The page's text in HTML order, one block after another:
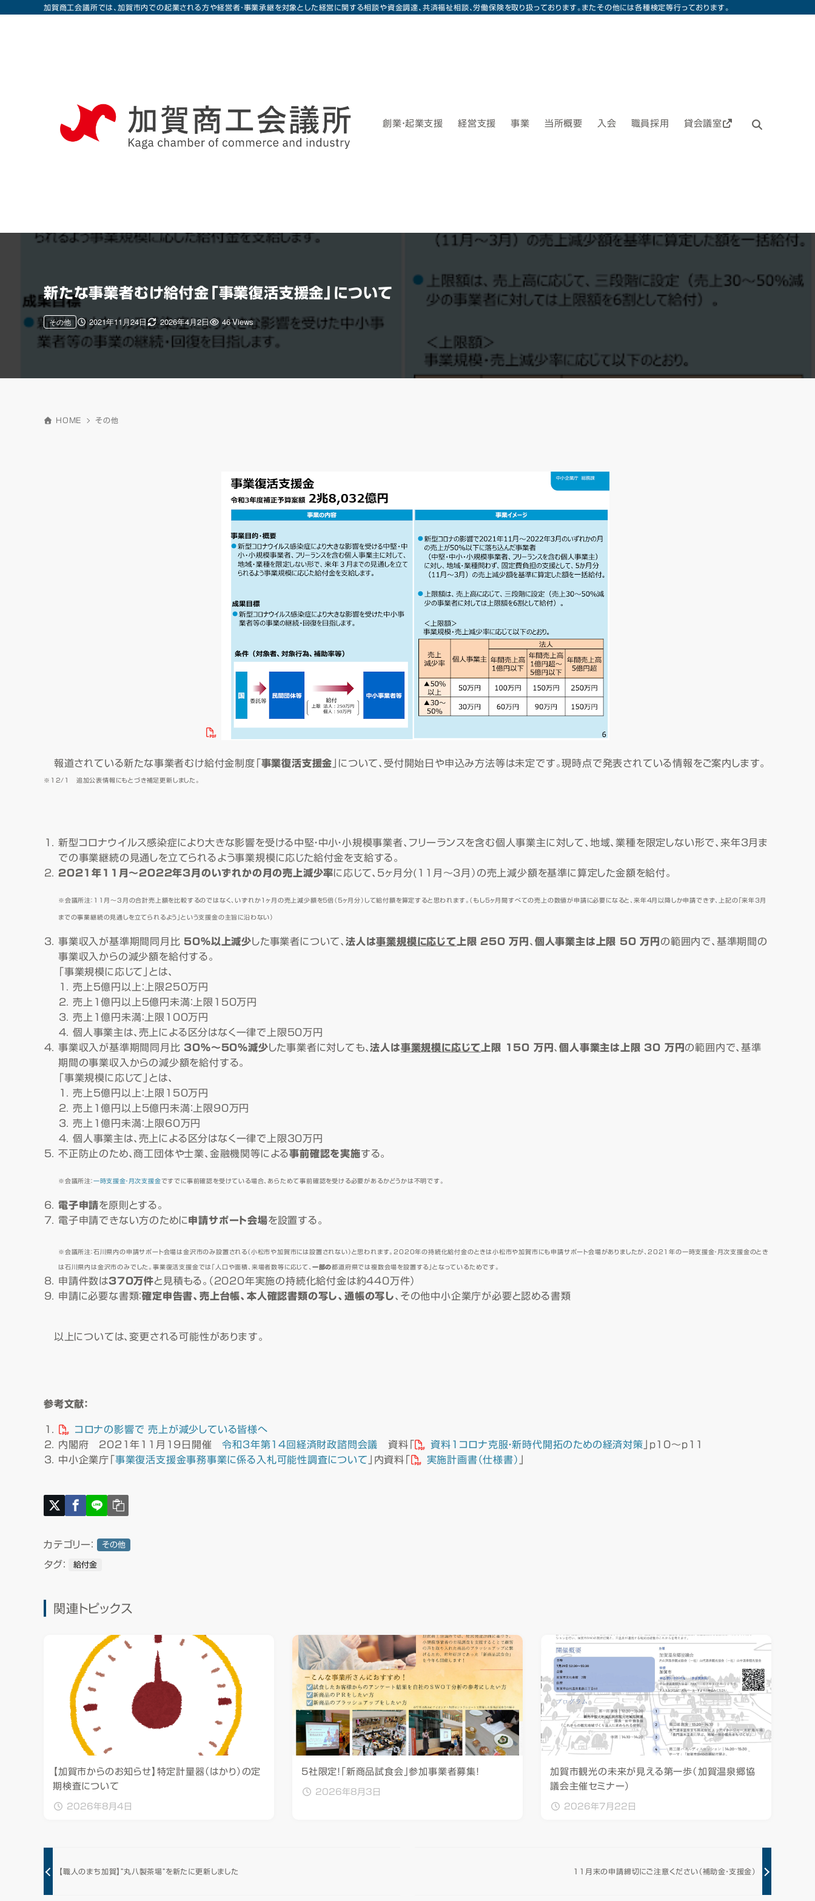
加賀商工会議所では、加賀市内での起業される方や経営者・事業承継を対象とした経営に関する相談や資金調達、共済福祉相談、労働保険を取り扱っております。またその他には各種検定等行っております。
創業・起業支援 経営支援 事業 当所概要 入会 職員採用 貸会議室
新たな事業者むけ給付金「事業復活支援金」について
2021年11月24日 2026年4月2日
その他 46 Views
HOME その他
報道されている新たな事業者むけ給付金制度「 事業復活支援金 」について、受付開始日や申込み方法等は未定です。現時点で発表されている情報をご案内します。
※12/1 追加公表情報にもとづき補足更新しました。
新型コロナウイルス感染症により大きな影響を受ける中堅・中小・小規模事業者、フリーランスを含む個人事業主に対して、地域、業種を限定しない形で、来年３月ま
での事業継続の見通しを立てられるよう事業規模に応じた給付金を支給する。
2021年11月～2022年3月のいずれかの月の売上減少率に応じて、5ヶ月分(11月～3月）の売上減少額を基準に算定した金額を給付。
※会議所注：11月～3月の合計売上額を比較するのではなく、いずれか１ヶ月の売上減少額を５倍（５ヶ月分）して給付額を算定すると思われます。（もし５ヶ月間すべての売上の数値が申請に必要になると、来年４月以降しか申請できず、上記の「来年３月
までの事業継続の見通しを立てられるよう」という支援金の主旨に沿わない）
事業収入が基準期間同月比 50％以上減少した事業者について、法人は事業規模に応じて 上限 250 万円 、 個人事業主は上限 50 万円 の範囲内で、基準期間の
事業収入からの減少額を給付する。
「事業規模に応じて」とは、
売上5億円以上：上限250万円
売上1億円以上5億円未満：上限150万円
売上1億円未満：上限100万円
個人事業主は、売上による区分はなく一律で上限50万円
事業収入が基準期間同月比30％～50％減少した事業者に対しても、法人は事業規模に応じて 上限 150 万円 、個人事業主は上限 30 万円 の範囲内で、基準
期間の事業収入からの減少額を給付する。
「事業規模に応じて」とは、
売上5億円以上：上限150万円
売上1億円以上5億円未満：上限90万円
売上1億円未満：上限60万円
個人事業主は、売上による区分はなく一律で上限30万円
不正防止のため、商工団体や士業、金融機関等による事前確認を実施する。
※会議所注： 一時支援金・月次支援金ですでに事前確認を受けている場合、あらためて事前確認を受ける必要があるかどうかは不明です。
電子申請を原則とする。
電子申請できない方のために申請サポート会場を設置する。
※会議所注：石川県内の申請サポート会場は金沢市のみ設置される（小松市や加賀市には設置されない）と思われます。2020年の持続化給付金のときは小松市や加賀市にも申請サポート会場がありましたが、2021年の一時支援金・月次支援金のとき
は石川県内は金沢市のみでした。事業復活支援金では「人口や面積、来場者数等に応じて、 一部の都道府県では複数会場を設置する」となっているためです。
申請件数は370万件と見積もる。（2020年実施の持続化給付金は約440万件）
申請に必要な書類：確定申告書、売上台帳、本人確認書類の写し、通帳の写し、その他中小企業庁が必要と認める書類
以上については、変更される可能性があります。
参考文献：
コロナの影響で 売上が減少している皆様へ
内閣府 2021年11月19日開催令和3年第14回経済財政諮問会議 資料「 資料１コロナ克服・新時代開拓のための経済対策 」p10～p11
中小企業庁「 事業復活支援金事務事業に係る入札可能性調査について 」内資料「 実施計画書（仕様書）
カテゴリー： その他
タグ： 給付金
関連トピックス
【加賀市からのお知らせ】特定計量器（はかり）の定
期検査について
2026年8月4日
5社限定！「新商品試食会」参加事業者募集！
2026年8月3日
加賀市観光の未来が見える第一歩（加賀温泉郷協
議会主催セミナー）
2026年7月22日
【職人のまち加賀】”丸八製茶場”を新たに更新しました 11月末の申請締切にご注意ください（補助金・支援金）